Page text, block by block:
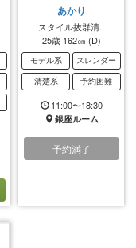
あかり
スタイル抜群清..
25歳 162㎝ (D)
モデル系 スレンダー
清楚系 予約困難
11:00〜18:30
銀座ルーム
予約満了